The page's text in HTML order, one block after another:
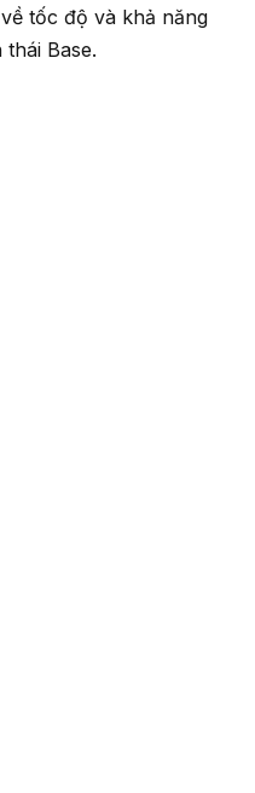
tốc độ và khả năng
Base.